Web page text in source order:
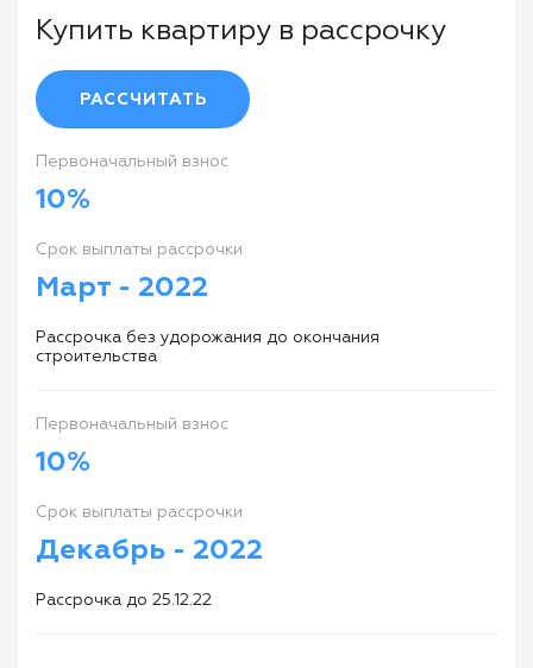
Купить квартиру в рассрочку
РАССЧИТАТЬ
Первоначальный взнос
10%
Cрок выплаты рассрочки
Maрт - 2022
Рассрочка без удорожания до окончания
строительства
Первоначальный взнос
10%
Cрок выплаты рассрочки
Декабрь - 2022
Рассрочка до 25.12.22